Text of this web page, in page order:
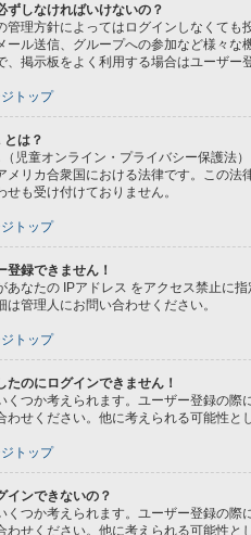
ずしなければいけないの？
管理方針によってはログインしなくて
ール送信、グループへの参加など様々
、掲示板をよく利用する場合はユーザー
トップ
とは？
（児童オンライン・プライバシー保護法
メリカ合衆国における法律です。この
せも受け付けておりません。
トップ
登録できません！
あなたの IPアドレス をアクセス禁止に
は管理人にお問い合わせください。
トップ
たのにログインできません！
くつか考えられます。ユーザー登録の
わせください。他に考えられる可能性と
トップ
インできないの？
くつか考えられます。ユーザー登録の
わせください。他に考えられる可能性と